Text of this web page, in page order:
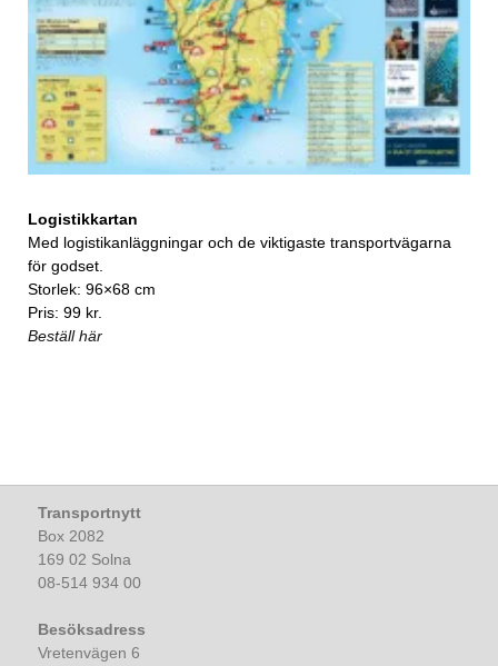
Logistikkartan
Med logistikanläggningar och de viktigaste transportvägarna
för godset.
Storlek: 96×68 cm
Pris: 99 kr.
Beställ här
Transportnytt
Box 2082
169 02 Solna
08-514 934 00
Besöksadress
Vretenvägen 6